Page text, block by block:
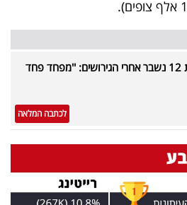
מגיש קשת 12 נשבר אחרי הגירושים: ''מפחד פחד
לכתבה המלאה